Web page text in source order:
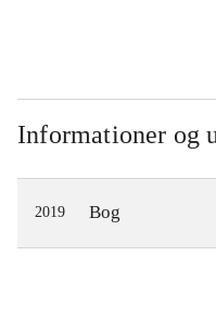
Informationer og
2019 Bog